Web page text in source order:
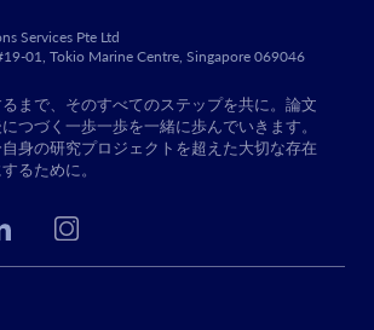
Services Pte Ltd
01, Tokio Marine Centre, Singapore 069046
まで、そのすべてのステップを共に。論文
つづく一歩一歩を一緒に歩んでいきます。
身の研究プロジェクトを超えた大切な存在
るために。